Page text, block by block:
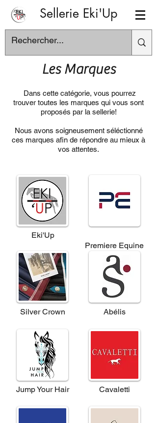
Sellerie Eki'Up
Les Marques
Dans cette catégorie, vous pourrez
trouver toutes les marques qui vous sont
proposés par la sellerie!
Nous avons soigneusement séléctionné
ces marques afin de répondre au mieux à
vos attentes.
Eki'Up
Premiere Equine
Silver Crown Abélis
Cavaletti
Jump Your Hair